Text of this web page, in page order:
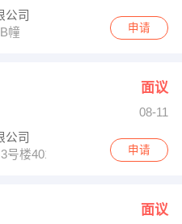
[跟单员 ] 招聘信息
公司
幢
申请
面议
08-11
公司
号楼401（长升大酒店对面）
申请
面议